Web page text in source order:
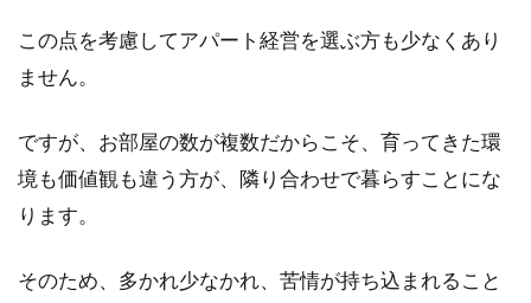
賃貸アパートの契約で大きな壁となるのが連帯
保証人の有無です。親が高齢、兄弟とは疎遠で
この点を考慮してアパート経営を選ぶ方も少なくあり
ません。
ですが、お部屋の数が複数だからこそ、育ってきた環
境も価値観も違う方が、隣り合わせで暮らすことにな
ります。
そのため、多かれ少なかれ、苦情が持ち込まれること